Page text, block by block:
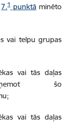
7.1punktā minēto
vai telpu grupas
vai tās daļas
šo
vai tās daļas